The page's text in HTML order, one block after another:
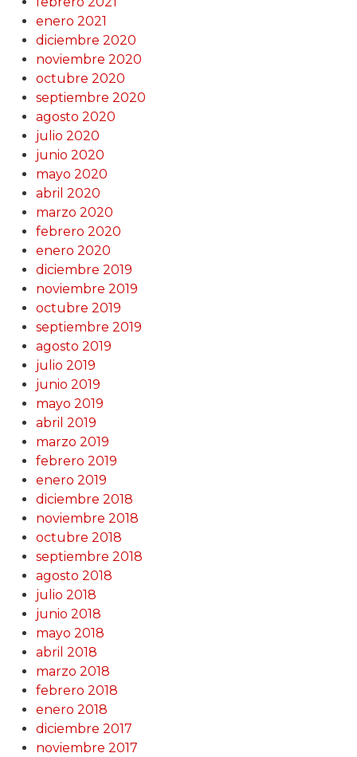
enero 2021
diciembre 2020
noviembre 2020
octubre 2020
septiembre 2020
agosto 2020
julio 2020
junio 2020
mayo 2020
abril 2020
marzo 2020
febrero 2020
enero 2020
diciembre 2019
noviembre 2019
octubre 2019
septiembre 2019
agosto 2019
julio 2019
junio 2019
mayo 2019
abril 2019
marzo 2019
febrero 2019
enero 2019
diciembre 2018
noviembre 2018
octubre 2018
septiembre 2018
agosto 2018
julio 2018
junio 2018
mayo 2018
abril 2018
marzo 2018
febrero 2018
enero 2018
diciembre 2017
noviembre 2017